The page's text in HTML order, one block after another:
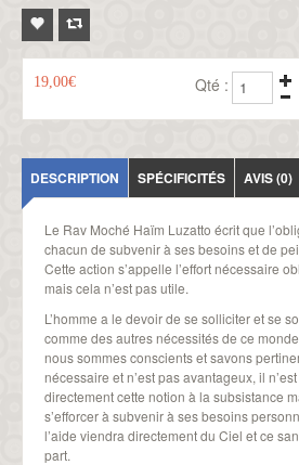
19,00€ Qté :
DESCRIPTION SPÉCIFICITÉS AVIS (0)
Le Rav Moché Haïm Luzatto écrit que
chacun de subvenir à ses besoins et de
Cette action s’appelle l’effort nécessaire
mais cela n’est pas utile.
L’homme a le devoir de se solliciter et se
comme des autres nécessités de ce
nous sommes conscients et savons
nécessaire et n’est pas avantageux, il
directement cette notion à la subsistance
s’efforcer à subvenir à ses besoins
l’aide viendra directement du Ciel et ce
part.